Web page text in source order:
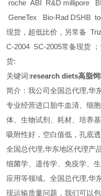
roche ABI R&D millipore
GeneTex Bio-Rad DSHB
现货，超低比价，另常备
C-2004 SC-2005常备现货
货:
关键词:research diets高脂
简介：我公司全国总代理,华
专业经营进口胎牛血清、细
体、生物试剂、耗材、培养
吸附性好，空白值低，孔底
全国总代理,华东地区代理产
细菌学、遗传学、免疫学、
应用等领域。全国总代理,华
现运输质量问题，我们可以